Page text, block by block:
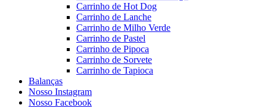
Carrinho de Hot Dog
Carrinho de Lanche
Carrinho de Milho Verde
Carrinho de Pastel
Carrinho de Pipoca
Carrinho de Sorvete
Carrinho de Tapioca
Balanças
Nosso Instagram
Nosso Facebook